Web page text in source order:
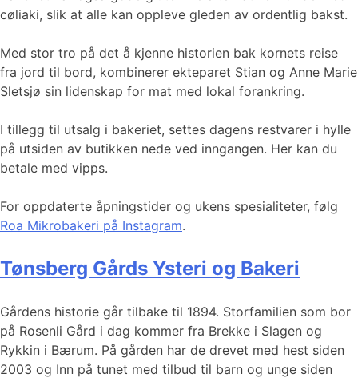
cøliaki, slik at alle kan oppleve gleden av ordentlig bakst.
Med stor tro på det å kjenne historien bak kornets reise
fra jord til bord, kombinerer ekteparet Stian og Anne Marie
Sletsjø sin lidenskap for mat med lokal forankring.
I tillegg til utsalg i bakeriet, settes dagens restvarer i hylle
på utsiden av butikken nede ved inngangen. Her kan du
betale med vipps.
For oppdaterte åpningstider og ukens spesialiteter, følg
Roa Mikrobakeri på Instagram.
Tønsberg Gårds Ysteri og Bakeri
Gårdens historie går tilbake til 1894. Storfamilien som bor
på Rosenli Gård i dag kommer fra Brekke i Slagen og
Rykkin i Bærum. På gården har de drevet med hest siden
2003 og Inn på tunet med tilbud til barn og unge siden